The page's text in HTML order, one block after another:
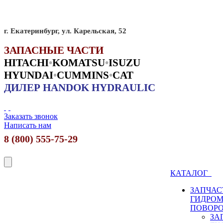
г. Екатеринбург, ул. Карельская, 52
ЗАПАСНЫЕ ЧАСТИ
HITACHI•KOMATSU•ISUZU
HYUNDAI•CUMMINS•CAT
ДИЛЕР HANDOK HYDRAULIC
Заказать звонок
Написать нам
8 (800) 555-75-29
КАТАЛОГ